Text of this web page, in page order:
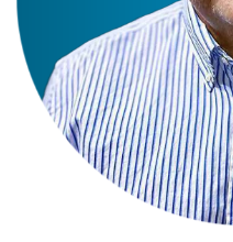
SERVICIOS